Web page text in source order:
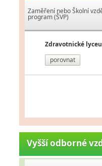
Zaměření nebo Školní
program (ŠVP)
Zdravotnické
porovnat
Vyšší odborné